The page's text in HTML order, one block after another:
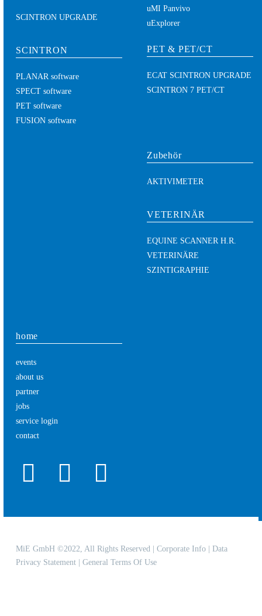
SCINTRON UPGRADE
SCINTRON
PLANAR software
SPECT software
PET software
FUSION software
uMI Panvivo
uExplorer
PET & PET/CT
ECAT SCINTRON UPGRADE
SCINTRON 7 PET/CT
Zubehör
AKTIVIMETER
VETERINÄR
EQUINE SCANNER H.R.
VETERINÄRE
SZINTIGRAPHIE
home
events
about us
partner
jobs
service login
contact
MiE GmbH ©2022, All Rights Reserved | Corporate Info
Data
Privacy Statement
General Terms Of Use